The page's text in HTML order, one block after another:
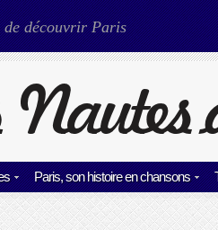
de découvrir Paris
Paris, son histoire en chansons